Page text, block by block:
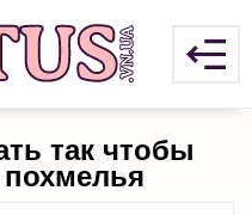
так чтобы